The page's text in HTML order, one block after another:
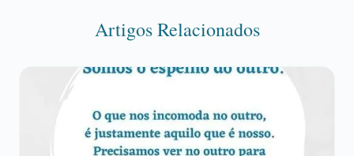
Artigos Relacionados